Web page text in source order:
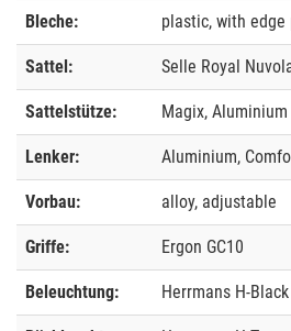
Bleche: plastic, with
Sattel: Selle Royal
Sattelstütze: Magix, Aluminium
Lenker: Aluminium,
Vorbau: alloy, adjustable
Griffe: Ergon GC10
Beleuchtung: Herrmans H-